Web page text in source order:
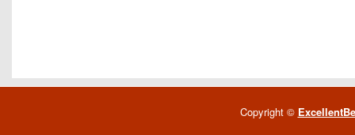
Copyright ©